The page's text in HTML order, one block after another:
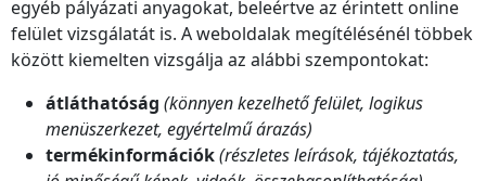
egyéb pályázati anyagokat, beleértve az érintett online
felület vizsgálatát is. A weboldalak megítélésénél többek
között kiemelten vizsgálja az alábbi szempontokat:
átláthatóság (könnyen kezelhető felület, logikus
menüszerkezet, egyértelmű árazás)
termékinformációk(részletes leírások, tájékoztatás,